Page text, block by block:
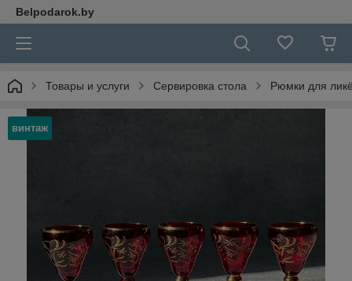
Belpodarok.by
Товары и услуги Сервировка стола Рюмки для
винтаж